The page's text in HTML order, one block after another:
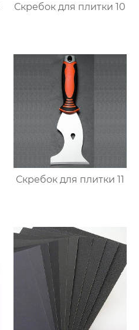
Скребок для плитки 10
Скребок для плитки 11